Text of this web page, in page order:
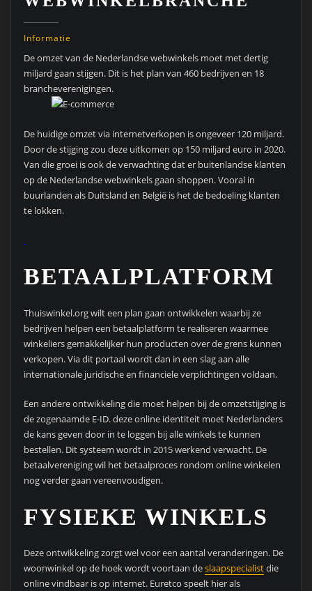
Informatie
De omzet van de Nederlandse webwinkels moet met dertig
miljard gaan stijgen. Dit is het plan van 460 bedrijven en 18
brancheverenigingen.
De huidige omzet via internetverkopen is ongeveer 120 miljard.
Door de stijging zou deze uitkomen op 150 miljard euro in 2020.
Van die groei is ook de verwachting dat er buitenlandse klanten
op de Nederlandse webwinkels gaan shoppen. Vooral in
buurlanden als Duitsland en België is het de bedoeling klanten
te lokken.
BETAALPLATFORM
Thuiswinkel.org wilt een plan gaan ontwikkelen waarbij ze
bedrijven helpen een betaalplatform te realiseren waarmee
winkeliers gemakkelijker hun producten over de grens kunnen
verkopen. Via dit portaal wordt dan in een slag aan alle
internationale juridische en financiele verplichtingen voldaan.
Een andere ontwikkeling die moet helpen bij de omzetstijging is
de zogenaamde E-ID. deze online identiteit moet Nederlanders
de kans geven door in te loggen bij alle winkels te kunnen
bestellen. Dit systeem wordt in 2015 werkend verwacht. De
betaalvereniging wil het betaalproces rondom online winkelen
nog verder gaan vereenvoudigen.
FYSIEKE WINKELS
Deze ontwikkeling zorgt wel voor een aantal veranderingen. De
woonwinkel op de hoek wordt voortaan deslaapspecialistdie
online vindbaar is op internet. Euretco speelt hier als